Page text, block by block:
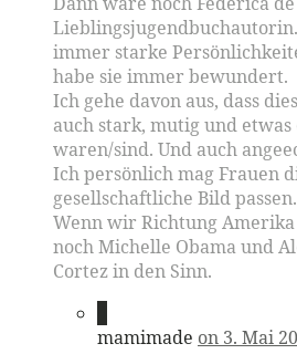
immer starke
habe sie immer bewundert.
Ich gehe davon aus, dass
auch stark, mutig und
waren/sind. Und auch
Ich persönlich mag Frauen
gesellschaftliche Bild
Wenn wir Richtung
noch Michelle Obama und
Cortez in den Sinn.
mamimade on 3. Mai